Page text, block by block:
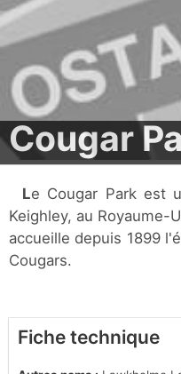
Cougar
Le Cougar Park est un stade multi-sports situé à
Keighley, au Royaume-
accueille depuis 1899
Cougars.
Fiche technique